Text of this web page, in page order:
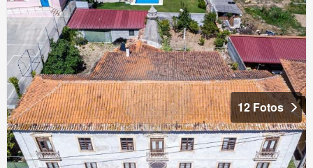
12 Fotos